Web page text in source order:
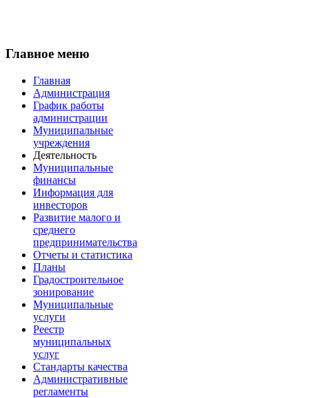
Главное меню
Главная
Администрация
График работы
администрации
Муниципальные
учреждения
Деятельность
Муниципальные
финансы
Информация для
инвесторов
Развитие малого и
среднего
предпринимательства
Отчеты и статистика
Планы
Градостроительное
зонирование
Муниципальные
услуги
Реестр
муниципальных
услуг
Стандарты качества
Административные
регламенты